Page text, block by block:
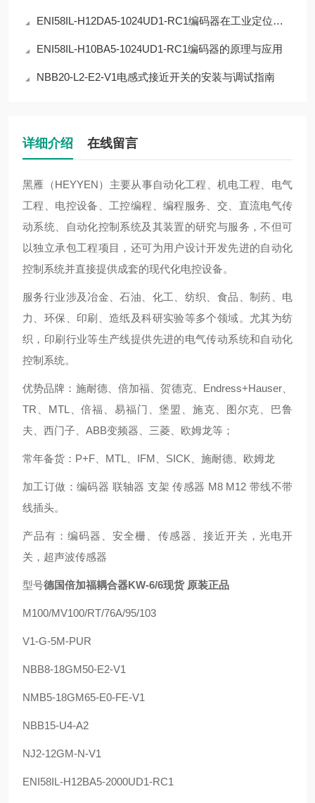
ENI58IL-H12DA5-1024UD1-RC1编码器在工业定位中的应用
ENI58IL-H10BA5-1024UD1-RC1编码器的原理与应用
NBB20-L2-E2-V1电感式接近开关的安装与调试指南
详细介绍 在线留言
黑雁（HEYYEN）主要从事自动化工程、机电工程、电气
工程、电控设备、工控编程、编程服务、交、直流电气传
动系统、自动化控制系统及其装置的研究与服务，不但可
以独立承包工程项目，还可为用户设计开发先进的自动化
控制系统并直接提供成套的现代化电控设备。
服务行业涉及冶金、石油、化工、纺织、食品、制药、电
力、环保、印刷、造纸及科研实验等多个领域。尤其为纺
织，印刷行业等生产线提供先进的电气传动系统和自动化
控制系统。
优势品牌：施耐德、倍加福、贺德克、Endress+Hauser、
TR、MTL、倍福、易福门、堡盟、施克、图尔克、巴鲁
夫、西门子、ABB变频器、三菱、欧姆龙等；
常年备货：P+F、MTL、IFM、SICK、施耐德、欧姆龙
加工订做：编码器 联轴器 支架 传感器 M8 M12 带线不带
线插头。
产品有：编码器、安全栅、传感器、接近开关，光电开
关，超声波传感器
型号德国倍加福耦合器KW-6/6现货 原装正品
M100/MV100/RT/76A/95/103
V1-G-5M-PUR
NBB8-18GM50-E2-V1
NMB5-18GM65-E0-FE-V1
NBB15-U4-A2
NJ2-12GM-N-V1
ENI58IL-H12BA5-2000UD1-RC1